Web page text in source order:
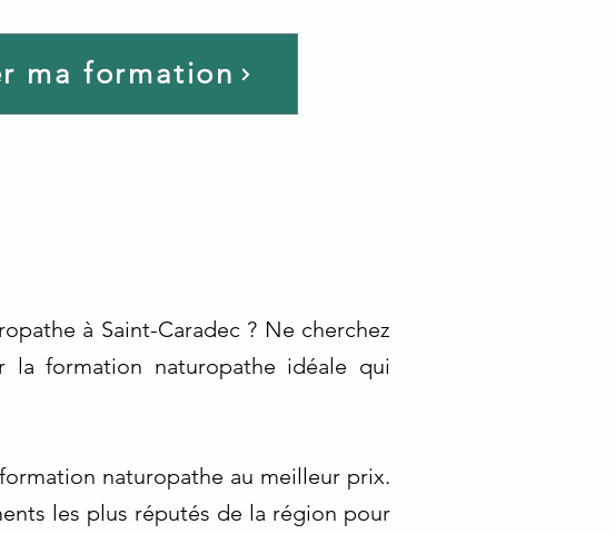
ma formation
à Saint-Caradec ? Ne cherchez
formation naturopathe idéale qui
naturopathe au meilleur prix.
les plus réputés de la région pour